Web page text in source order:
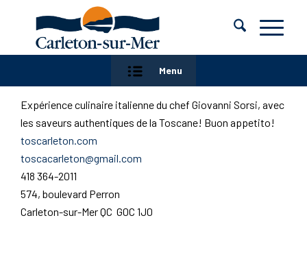
Menu
Expérience culinaire italienne du chef Giovanni Sorsi, avec
les saveurs authentiques de la Toscane! Buon appetito!
toscarleton.com
toscacarleton@gmail.com
418 364-2011
574, boulevard Perron
Carleton-sur-Mer QC G0C 1J0